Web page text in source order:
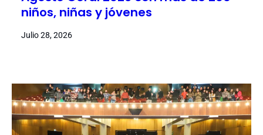
niños, niñas y jóvenes
Julio 28, 2026